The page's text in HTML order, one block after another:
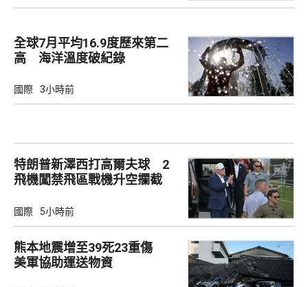
全球7月平均16.9度歷來第二
高 海洋溫度破紀錄
國際 3小時前
特朗普新澤西打高爾夫球 2
飛機闖禁飛區戰機升空攔截
國際 5小時前
熊本地震增至39死23重傷
美軍協助運送物資